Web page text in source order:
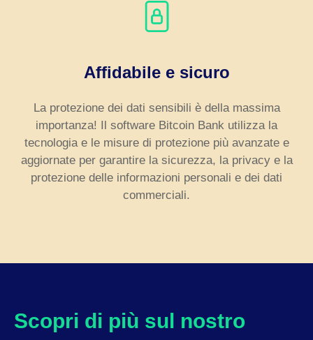
Affidabile e sicuro
La protezione dei dati sensibili è della massima
importanza! Il software Bitcoin Bank utilizza la
tecnologia e le misure di protezione più avanzate e
aggiornate per garantire la sicurezza, la privacy e la
protezione delle informazioni personali e dei dati
commerciali.
Scopri di più sul nostro